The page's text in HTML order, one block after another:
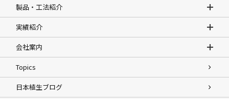
製品・工法紹介
実績紹介
会社案内
Topics
日本植生ブログ